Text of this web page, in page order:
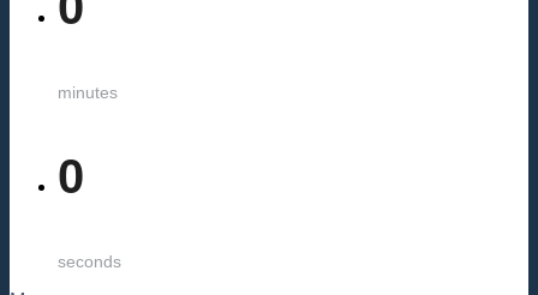
minutes
0
seconds